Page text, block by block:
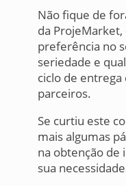
Não fique de
da
preferência no
seriedade e
ciclo de entrega
parceiros.
Se curtiu este
mais algumas
na obtenção de
sua